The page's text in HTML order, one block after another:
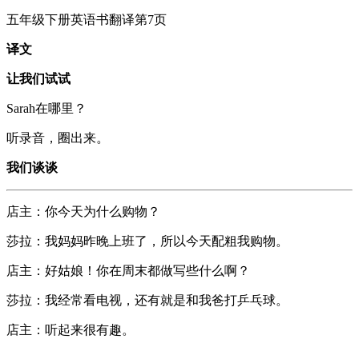
五年级下册英语书翻译第7页
译文
让我们试试
Sarah在哪里？
听录音，圈出来。
我们谈谈
店主：你今天为什么购物？
莎拉：我妈妈昨晚上班了，所以今天配粗我购物。
店主：好姑娘！你在周末都做写些什么啊？
莎拉：我经常看电视，还有就是和我爸打乒乓球。
店主：听起来很有趣。